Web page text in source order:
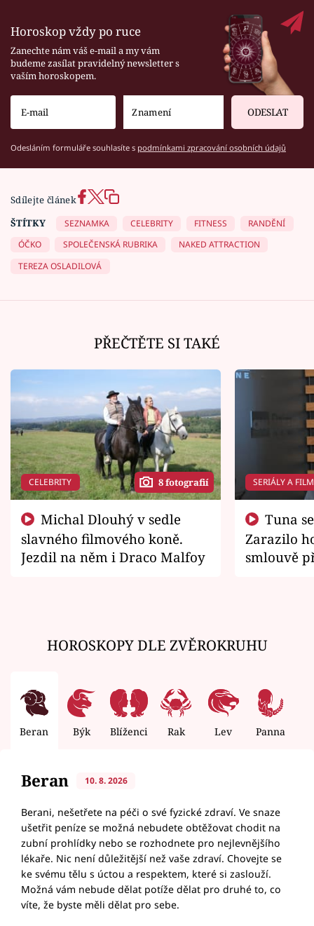
Horoskop vždy po ruce
Zanechte nám váš e-mail a my vám
budeme zasílat pravidelný newsletter s
vaším horoskopem.
ODESLAT
Odesláním formuláře souhlasíte s podmínkami zpracování osobních údajů
Sdílejte článek
ŠTÍTKY
SEZNAMKA CELEBRITY FITNESS
RANDĚNÍ
ÓČKO
SPOLEČENSKÁ RUBRIKA
NAKED ATTRACTION
TEREZA OSLADILOVÁ
PŘEČTĚTE SI TAKÉ
CELEBRITY 8 fotografií
slavného filmového koně.
Jezdil na něm i Draco Malfoy
SERIÁLY A
Zarazilo
smlouvě
HOROSKOPY DLE ZVĚROKRUHU
Beran Býk Blíženci Rak Lev Panna
Beran 10. 8. 2026
Berani, nešetřete na péči o své fyzické zdraví. Ve snaze
ušetřit peníze se možná nebudete obtěžovat chodit na
zubní prohlídky nebo se rozhodnete pro nejlevnějšího
lékaře. Nic není důležitější než vaše zdraví. Chovejte se
ke svému tělu s úctou a respektem, které si zaslouží.
Možná vám nebude dělat potíže dělat pro druhé to, co
víte, že byste měli dělat pro sebe.